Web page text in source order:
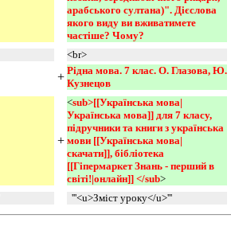
арабського султана)". Дієслова
якого виду ви вживатимете
частіше? Чому?
<br>
+ Рідна мова. 7 клас. О. Глазова, Ю.
Кузнецов
+
<sub>[[Українська мова|
Українська мова]] для 7 класу,
підручники та книги з українська
мови [[Українська мова|
скачати]], бібліотека
[[Гіпермаркет Знань - перший в
світі!|онлайн]] </sub>
'''<u>Зміст уроку</u>'''